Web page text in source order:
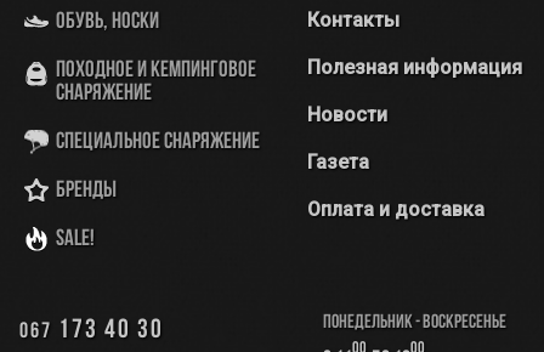
Обувь, носки
Походное и кемпинговое
снаряжение
Специальное снаряжение
Бренды
SALE!
Контакты
Полезная информация
Новости
Газета
Оплата и доставка
067 173 40 30 Понедельник - Воскресенье